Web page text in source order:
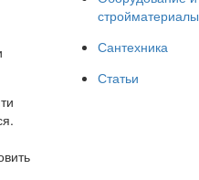
стройматериалы
Сантехника
Статьи